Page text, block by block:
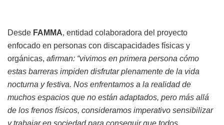
Desde FAMMA, entidad colaboradora del proyecto
enfocado en personas con discapacidades físicas y
orgánicas, afirman: “vivimos en primera persona cómo
estas barreras impiden disfrutar plenamente de la vida
nocturna y festiva. Nos enfrentamos a la realidad de
muchos espacios que no están adaptados, pero más allá
de los frenos físicos, consideramos imperativo sensibilizar